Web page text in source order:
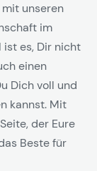
unseren
im
ist es, Dir nicht
einen
Dich voll und
kannst. Mit
der Eure
Beste für